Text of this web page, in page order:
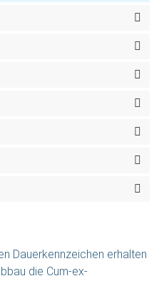
Dauerkennzeichen erhalten
die Cum-ex-